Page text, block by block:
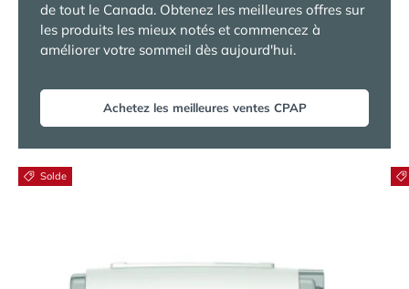
de tout le Canada. Obtenez les meilleures offres sur
les produits les mieux notés et commencez à
améliorer votre sommeil dès aujourd'hui.
Achetez les meilleures ventes CPAP
Solde